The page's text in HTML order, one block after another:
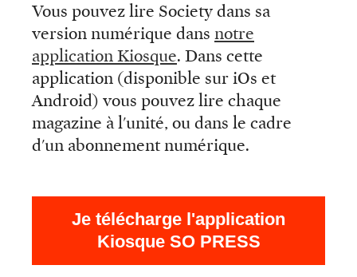
Vous pouvez lire Society dans sa
version numérique dans notre
application Kiosque. Dans cette
application (disponible sur iOs et
Android) vous pouvez lire chaque
magazine à l'unité, ou dans le cadre
d'un abonnement numérique.
Je télécharge l'application
Kiosque SO PRESS